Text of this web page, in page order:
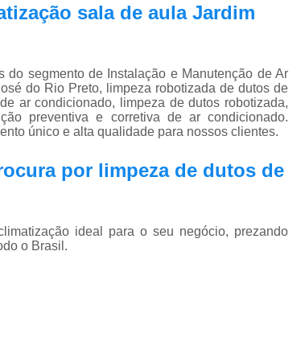
Plano de Manutenção de Ar Condicionado
Plano de Manutenção
Plano Manutenção Ar
Pmoc Ar Condicionado Central
Pmoc Ar Condicionado Vila
Pmoc
Pmoc Plano de Manutenção
Retrofit de Sistema de Ar
Sistema Ar Condicionado São José do Rio
sala de aula Jardim
segmento de Instalação e Manutenção de Ar
do Rio Preto, limpeza robotizada de dutos de
ar condicionado, limpeza de dutos robotizada,
preventiva e corretiva de ar condicionado.
único e alta qualidade para nossos clientes.
por limpeza de dutos de
ideal para o seu negócio, prezando
o Brasil.